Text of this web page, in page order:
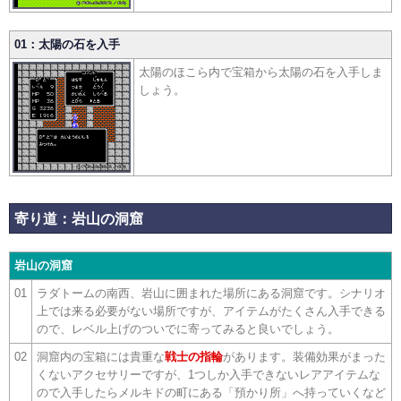
01：太陽の石を入手
太陽のほこら内で宝箱から太陽の石を入手しま
しょう。
寄り道：岩山の洞窟
岩山の洞窟
01
ラダトームの南西、岩山に囲まれた場所にある洞窟です。シナリオ
上では来る必要がない場所ですが、アイテムがたくさん入手できる
ので、レベル上げのついでに寄ってみると良いでしょう。
02 洞窟内の宝箱には貴重な戦士の指輪があります。装備効果がまった
くないアクセサリーですが、1つしか入手できないレアアイテムな
ので入手したらメルキドの町にある「預かり所」へ持っていくなど